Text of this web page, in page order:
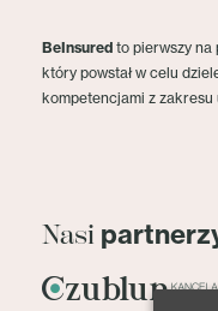
BeInsured to pierwszy na
który powstał w celu
kompetencjami z zakresu
Nasi